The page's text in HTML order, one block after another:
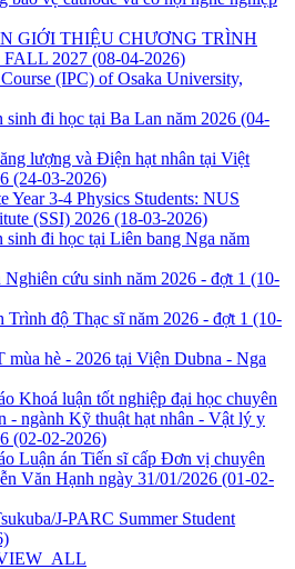
GIỚI THIỆU CHƯƠNG TRÌNH
2027 (08-04-2026)
(IPC) of Osaka University,
sinh đi học tại Ba Lan năm 2026 (04-
lượng và Điện hạt nhân tại Việt
(24-03-2026)
Year 3-4 Physics Students: NUS
(SSI) 2026 (18-03-2026)
sinh đi học tại Liên bang Nga năm
cứu sinh năm 2026 - đợt 1 (10-
Trình độ Thạc sĩ năm 2026 - đợt 1 (10-
hè - 2026 tại Viện Dubna - Nga
Khoá luận tốt nghiệp đại học chuyên
- ngành Kỹ thuật hạt nhân - Vật lý y
(02-02-2026)
Luận án Tiến sĩ cấp Đơn vị chuyên
Văn Hạnh ngày 31/01/2026 (01-02-
J-PARC Summer Student